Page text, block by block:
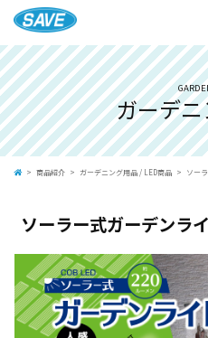
ガーデ
商品紹介 ガーデニング用品 / LED商品 ソー
ソーラー式ガーデンラ